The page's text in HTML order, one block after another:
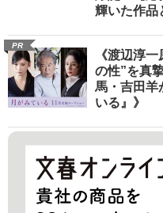
輝いた作品
PR
《渡辺淳
の性”を真
馬・吉田羊
いる』》